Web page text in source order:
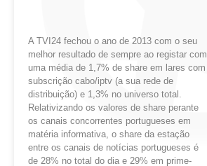
A TVI24 fechou o ano de 2013 com o seu
melhor resultado de sempre ao registar com
uma média de 1,7% de share em lares com
subscrição cabo/iptv (a sua rede de
distribuição) e 1,3% no universo total.
Relativizando os valores de share perante
os canais concorrentes portugueses em
matéria informativa, o share da estação
entre os canais de notícias portugueses é
de 28% no total do dia e 29% em prime-